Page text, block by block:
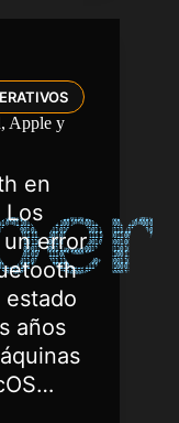
Apple y
en
error
estado
años